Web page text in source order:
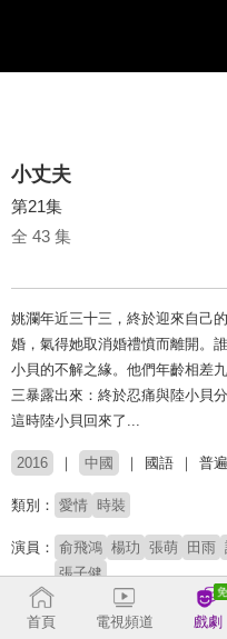
小丈夫
第21集
全 43 集
姚瀾年近三十三，終於迎來自己
婚，氣得她取消婚禮憤而離開。
小貝的不解之緣。他們年齡相差
三暴露出來：終於忍痛與陸小貝
這時陸小貝回來了...
2016 中國 國語 普
類別： 愛情 時裝
演員： 俞飛鴻 楊玏 張萌 田雨
張子健
導演： 姚曉峰
首頁 電視頻道 戲劇